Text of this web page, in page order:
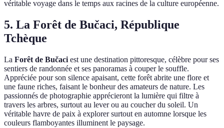
véritable voyage dans le temps aux racines de la culture européenne.
5. La Forêt de Bučaci, République
Tchèque
La Forêt de Bučaci est une destination pittoresque, célèbre pour ses
sentiers de randonnée et ses panoramas à couper le souffle.
Appréciée pour son silence apaisant, cette forêt abrite une flore et
une faune riches, faisant le bonheur des amateurs de nature. Les
passionnés de photographie apprécieront la lumière qui filtre à
travers les arbres, surtout au lever ou au coucher du soleil. Un
véritable havre de paix à explorer surtout en automne lorsque les
couleurs flamboyantes illuminent le paysage.